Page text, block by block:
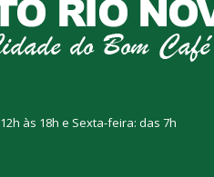
às 18h e Sexta-feira: das 7h